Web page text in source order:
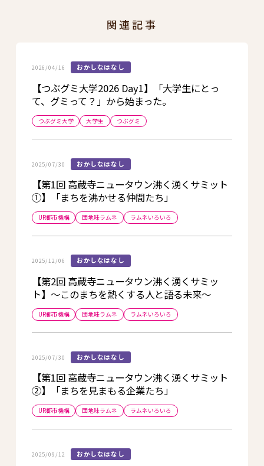
関連記事
2026/04/16 おかしなはなし
【つぶグミ大学2026 Day1】「大学生にとっ
て、グミって？」から始まった。
つぶグミ大学 大学生 つぶグミ
2025/07/30 おかしなはなし
【第1回 高蔵寺ニュータウン沸く湧くサミット
①】「まちを沸かせる仲間たち」
UR都市機構 団地味ラムネ ラムネいろいろ
2025/12/06 おかしなはなし
【第2回 高蔵寺ニュータウン沸く湧くサミッ
ト】～このまちを熱くする人と語る未来～
UR都市機構 団地味ラムネ ラムネいろいろ
2025/07/30 おかしなはなし
【第1回 高蔵寺ニュータウン沸く湧くサミット
②】「まちを見まもる企業たち」
UR都市機構 団地味ラムネ ラムネいろいろ
2025/09/12 おかしなはなし